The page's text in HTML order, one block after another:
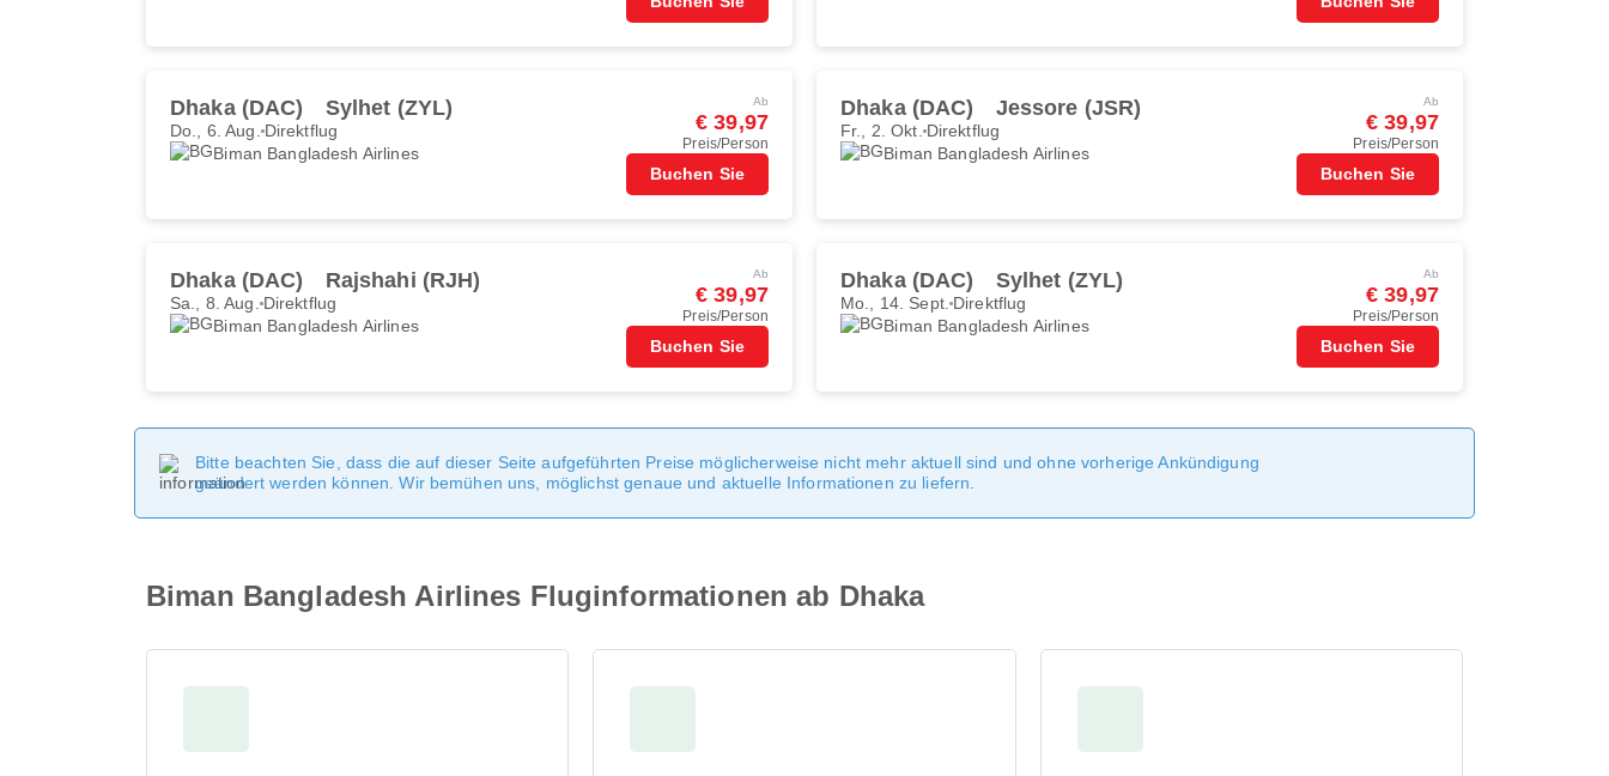
Dhaka (DAC) Sylhet (ZYL)
Do., 6. Aug. Direktflug
Biman Bangladesh Airlines
Ab
€ 39,97
Preis/Person
Buchen Sie
Dhaka (DAC) Jessore (JSR)
Fr., 2. Okt. Direktflug
Biman Bangladesh Airlines
Ab
€ 39,97
Preis/Person
Buchen Sie
Dhaka (DAC) Rajshahi (RJH)
Sa., 8. Aug. Direktflug
Biman Bangladesh Airlines
Ab
€ 39,97
Preis/Person
Buchen Sie
Dhaka (DAC) Sylhet (ZYL)
Mo., 14. Sept. Direktflug
Biman Bangladesh Airlines
Ab
€ 39,97
Preis/Person
Buchen Sie
Bitte beachten Sie, dass die auf dieser Seite aufgeführten Preise möglicherweise nicht mehr aktuell sind und ohne vorherige Ankündigung
geändert werden können. Wir bemühen uns, möglichst genaue und aktuelle Informationen zu liefern.
Biman Bangladesh Airlines Fluginformationen ab Dhaka